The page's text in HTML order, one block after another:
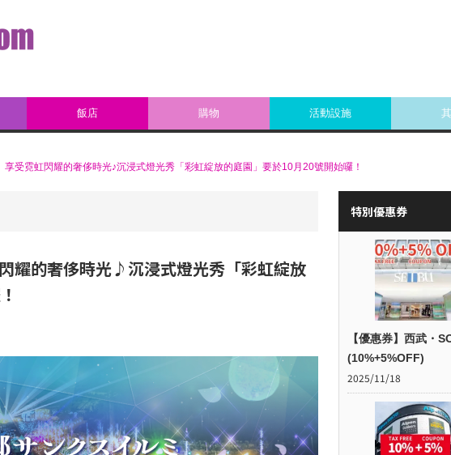
飯店 購物 活動設施
享受霓虹閃耀的奢侈時光♪沉浸式燈光秀「彩虹綻放的庭園」要於10月20號開始囉！
耀的奢侈時光♪沉浸式燈光秀「彩虹綻放
特別優惠券
【優惠券】西武・
(10%+5%OFF)
2025/11/18